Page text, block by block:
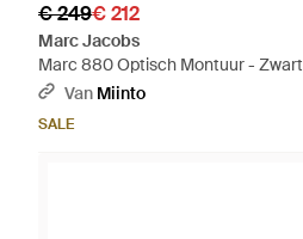
€ 249€ 212
Marc Jacobs
Marc 880 Optisch Montuur - Zwart
Van Miinto
SALE